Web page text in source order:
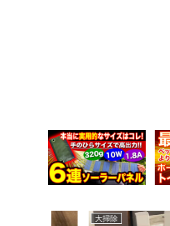
100均アイテム